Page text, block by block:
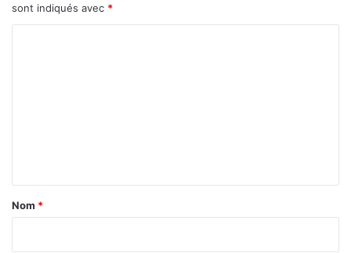
sont indiqués avec *
a
Nom *